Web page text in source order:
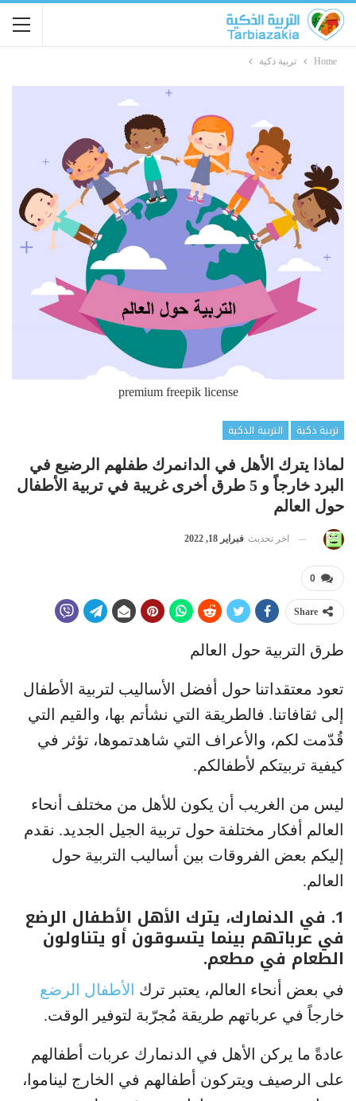
Home تربية ذكية
premium freepik license
تربية ذكية
التربية الذكية
لماذا يترك الأهل في الدانمرك طفلهم الرضيع في
البرد خارجاً و 5 طرق أخرى غريبة في تربية الأطفال
حول العالم
اخر تحديث فبراير 18, 2022
0
Share
طرق التربية حول العالم
تعود معتقداتنا حول أفضل الأساليب لتربية الأطفال
إلى ثقافاتنا. فالطريقة التي نشأتم بها، والقيم التي
قُدّمت لكم، والأعراف التي شاهدتموها، تؤثر في
كيفية تربيتكم لأطفالكم.
ليس من الغريب أن يكون للأهل من مختلف أنحاء
العالم أفكار مختلفة حول تربية الجيل الجديد. نقدم
إليكم بعض الفروقات بين أساليب التربية حول
العالم.
1. في الدنمارك، يترك الأهل الأطفال الرضع
في عرباتهم بينما يتسوقون أو يتناولون
الطعام في مطعم.
في بعض أنحاء العالم، يعتبر ترك الأطفال الرضع
خارجاً في عرباتهم طريقة مُجرّبة لتوفير الوقت.
عادةً ما يركن الأهل في الدنمارك عربات أطفالهم
على الرصيف ويتركون أطفالهم في الخارج ليناموا،